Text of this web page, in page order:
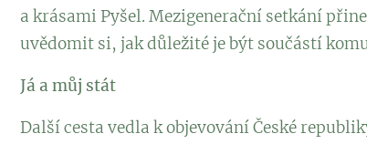
a krásami Pyšel. Mezigenerační setkání
uvědomit si, jak důležité je být součástí
Já a můj stát
Další cesta vedla k objevování České